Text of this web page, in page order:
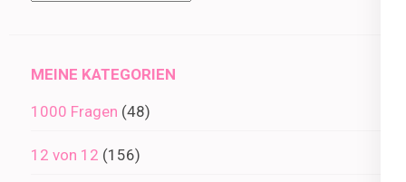
MEINE KATEGORIEN
1000 Fragen (48)
12 von 12 (156)